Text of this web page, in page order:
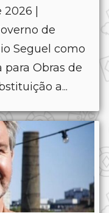
|
de
Seguel como
Obras de
a...